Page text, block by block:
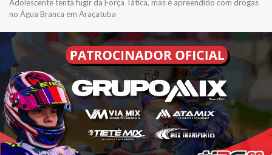
Adolescente tenta fugir da Força Tática, mas é apreendido com drogas
no Água Branca em Araçatuba